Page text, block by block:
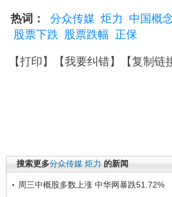
热词： 分众传媒 炬力 中国概
股票下跌
股票跌幅 正保
【打印】【我要纠错】【复制链
搜索更多分众传媒 炬力 的新闻
周三中概股多数上涨 中华网暴跌51.72%